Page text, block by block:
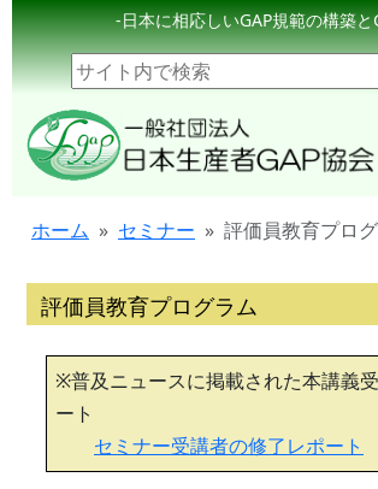
-日本に相応しいGAP規範の構築
ホーム セミナー 評価員教育プロ
評価員教育プログラム
※普及ニュースに掲載された本講義
ート
セミナー受講者の修了レポート